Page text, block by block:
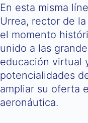
En esta misma
Urrea, rector de
el momento
unido a las
educación virtual
potencialidades
ampliar su oferta
aeronáutica.